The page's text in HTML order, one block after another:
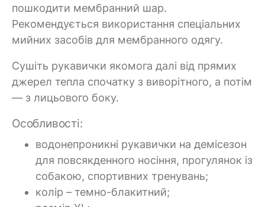
пошкодити мембранний шар.
Рекомендується використання спеціальних
мийних засобів для мембранного одягу.
Сушіть рукавички якомога далі від прямих
джерел тепла спочатку з виворітного, а потім
— з лицьового боку.
Особливості:
водонепроникні рукавички на демісезон
для повсякденного носіння, прогулянок із
собакою, спортивних тренувань;
колір – темно-блакитний;